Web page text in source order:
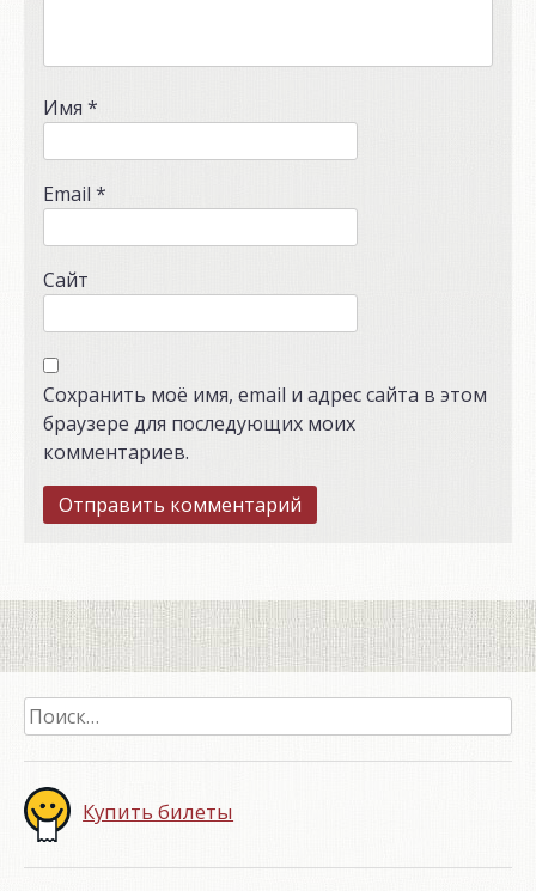
Имя *
Email *
Сайт
Сохранить моё имя, email и адрес сайта в этом
браузере для последующих моих
комментариев.
Найти:
Купить билеты